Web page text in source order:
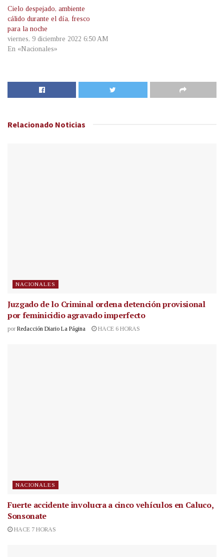
Cielo despejado, ambiente
cálido durante el día, fresco
para la noche
viernes, 9 diciembre 2022 6:50 AM
En «Nacionales»
Relacionado Noticias
NACIONALES
Juzgado de lo Criminal ordena detención provisional
por feminicidio agravado imperfecto
por Redacción Diario La Página HACE 6 HORAS
NACIONALES
Fuerte accidente involucra a cinco vehículos en Caluco,
Sonsonate
HACE 7 HORAS